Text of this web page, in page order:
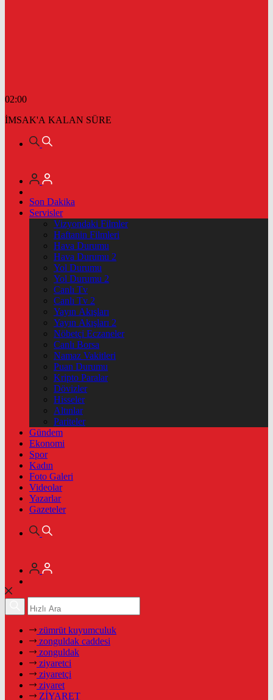
02:00
İMSAK'A KALAN SÜRE
Son Dakika
Servisler
Vizyondaki Filmler
Haftanin Filmleri
Hava Durumu
Hava Durumu 2
Yol Durumu
Yol Durumu 2
Canlı Tv
Canlı Tv 2
Yayın Akışları
Yayın Akışları 2
Nöbetçi Eczaneler
Canlı Borsa
Namaz Vakitleri
Puan Durumu
Kripto Paralar
Dövizler
Hisseler
Altınlar
Pariteler
Gündem
Ekonomi
Spor
Kadın
Foto Galeri
Videolar
Yazarlar
Gazeteler
zümrüt kuyumculuk
zonguldak caddesi
zonguldak
ziyaretci
ziyaretçi
ziyaret
ZİYARET